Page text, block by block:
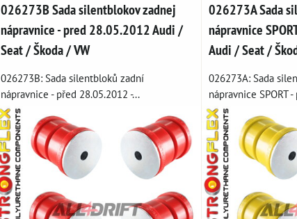
026273B Sada silentblokov zadnej
nápravnice - pred 28.05.2012 Audi /
Seat / Škoda / VW
026273B: Sada silentbloků zadní
nápravnice - před 28.05.2012 -...
026273A Sada
nápravnice
Audi / Seat /
026273A: Sada
nápravnice SPORT